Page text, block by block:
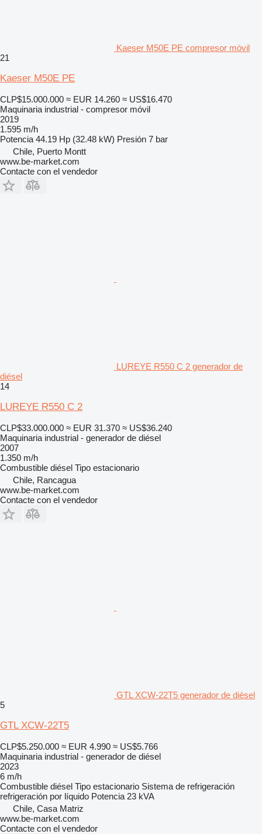
Kaeser M50E PE compresor móvil
21
Kaeser M50E PE
CLP$15.000.000 ≈ EUR 14.260 ≈ US$16.470
Maquinaria industrial - compresor móvil
2019
1.595 m/h
Potencia 44.19 Hp (32.48 kW) Presión 7 bar
Chile, Puerto Montt
www.be-market.com
Contacte con el vendedor
LUREYE R550 C 2 generador de
diésel
14
LUREYE R550 C 2
CLP$33.000.000 ≈ EUR 31.370 ≈ US$36.240
Maquinaria industrial - generador de diésel
2007
1.350 m/h
Combustible diésel Tipo estacionario
Chile, Rancagua
www.be-market.com
Contacte con el vendedor
GTL XCW-22T5 generador de diésel
5
GTL XCW-22T5
CLP$5.250.000 ≈ EUR 4.990 ≈ US$5.766
Maquinaria industrial - generador de diésel
2023
6 m/h
Combustible diésel Tipo estacionario Sistema de refrigeración
refrigeración por líquido Potencia 23 kVA
Chile, Casa Matriz
www.be-market.com
Contacte con el vendedor